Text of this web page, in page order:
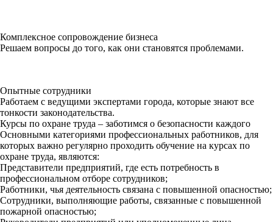
Комплексное сопровождение бизнеса
Решаем вопросы до того, как они становятся проблемами.
Опытные сотрудники
Работаем с ведущими экспертами города, которые знают все
тонкости законодательства.
Курсы по охране труда – заботимся о безопасности каждого
Основными категориями профессиональных работников, для
которых важно регулярно проходить обучение на курсах по
охране труда, являются:
Представители предприятий, где есть потребность в
профессиональном отборе сотрудников;
Работники, чья деятельность связана с повышенной опасностью;
Сотрудники, выполняющие работы, связанные с повышенной
пожарной опасностью;